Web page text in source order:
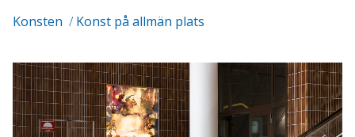
Konsten / Konst på allmän plats